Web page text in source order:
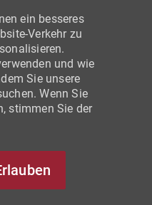
ein besseres
Verkehr zu
und wie
Sie unsere
Wenn Sie
stimmen Sie der